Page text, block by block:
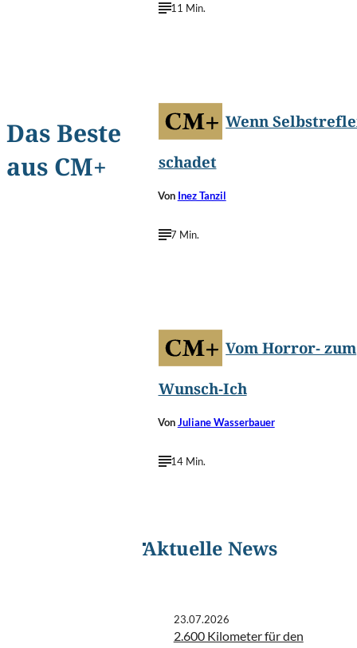
Das Beste
aus CM+
11 Min.
Wenn
schadet
Von Inez Tanzil
7 Min.
Vom Horror- zum
Wunsch-Ich
VonJuliane Wasserbauer
14 Min.
Aktuelle News
23.07.2026
2.600 Kilometer für den